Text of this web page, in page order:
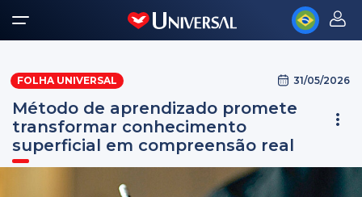
FOLHA UNIVERSAL 31/05/2026
Método de aprendizado promete
transformar conhecimento
superficial em compreensão real